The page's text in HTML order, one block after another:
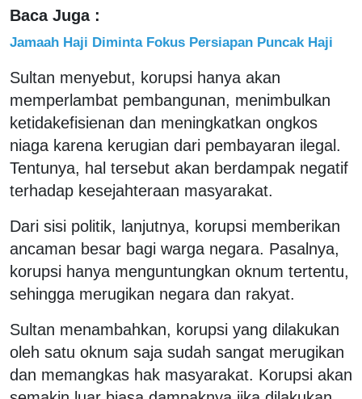
Baca Juga :
Jamaah Haji Diminta Fokus Persiapan Puncak Haji
Sultan menyebut, korupsi hanya akan
memperlambat pembangunan, menimbulkan
ketidakefisienan dan meningkatkan ongkos
niaga karena kerugian dari pembayaran ilegal.
Tentunya, hal tersebut akan berdampak negatif
terhadap kesejahteraan masyarakat.
Dari sisi politik, lanjutnya, korupsi memberikan
ancaman besar bagi warga negara. Pasalnya,
korupsi hanya menguntungkan oknum tertentu,
sehingga merugikan negara dan rakyat.
Sultan menambahkan, korupsi yang dilakukan
oleh satu oknum saja sudah sangat merugikan
dan memangkas hak masyarakat. Korupsi akan